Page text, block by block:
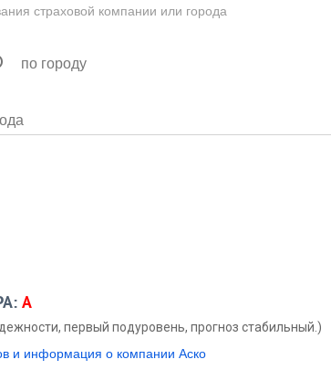
страховой компании или города
по городу
A
первый подуровень, прогноз стабильный.)
и информация о компании Аско